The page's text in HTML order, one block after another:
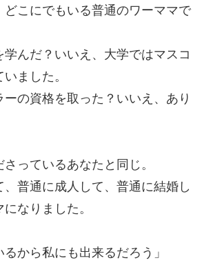
どこにでもいる普通のワーママで
学んだ？いいえ、大学ではマスコ
ました。
の資格を取った？いいえ、あり
っているあなたと同じ。
普通に成人して、普通に結婚し
なりました。
るから私にも出来るだろう」